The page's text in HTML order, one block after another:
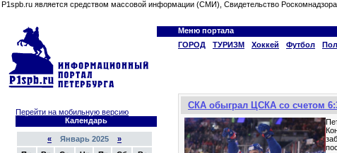
P1spb.ru является средством массовой информации (СМИ), Свидетельство
Меню портала
ГОРОД
ТУРИЗМ Хоккей Футбол
Перейти на мобильную версию
Календарь
« Январь 2025 »
СКА обыграл ЦСКА со счетом